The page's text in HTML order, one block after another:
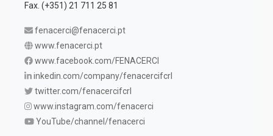
Fax. (+351) 21 711 25 81
fenacerci@fenacerci.pt
www.fenacerci.pt
www.facebook.com/FENACERCI
inkedin.com/company/fenacercifcrl
twitter.com/fenacercifcrl
www.instagram.com/fenacerci
YouTube/channel/fenacerci